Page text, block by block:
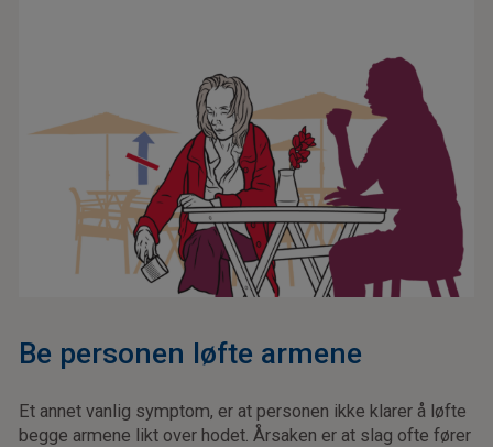
Be personen løfte armene
Et annet vanlig symptom, er at personen ikke klarer å løfte
begge armene likt over hodet. Årsaken er at slag ofte fører